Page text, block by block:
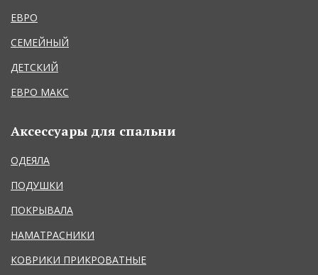
ЕВРО
СЕМЕЙНЫЙ
ДЕТСКИЙ
ЕВРО МАКС
Аксессуары для спальни
ОДЕЯЛА
ПОДУШКИ
ПОКРЫВАЛА
НАМАТРАСНИКИ
КОВРИКИ ПРИКРОВАТНЫЕ